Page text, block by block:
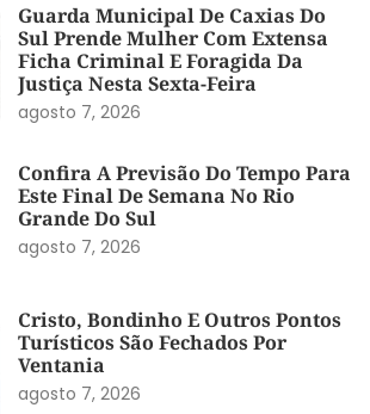
Guarda Municipal De Caxias Do
Sul Prende Mulher Com Extensa
Ficha Criminal E Foragida Da
Justiça Nesta Sexta-Feira
agosto 7, 2026
Confira A Previsão Do Tempo Para
Este Final De Semana No Rio
Grande Do Sul
agosto 7, 2026
Cristo, Bondinho E Outros Pontos
Turísticos São Fechados Por
Ventania
agosto 7, 2026